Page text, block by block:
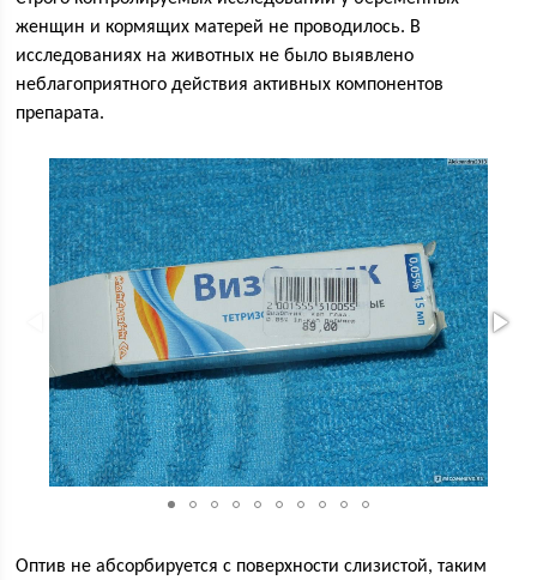
женщин и кормящих матерей не проводилось. В
исследованиях на животных не было выявлено
неблагоприятного действия активных компонентов
препарата.
Оптив не абсорбируется с поверхности слизистой, таким